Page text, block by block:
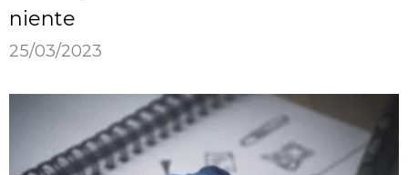
niente
25/03/2023